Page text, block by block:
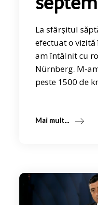
La sfârșitul
efectuat o
am întâlnit cu
Nürnberg. M-
peste 1500 de
Mai mult...